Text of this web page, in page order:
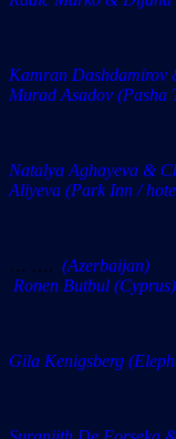
Kamran
Murad Asadov (Pasha
Natalya Aghayeva &
Aliyeva (Park Inn /
… …. (Azerbaijan)
Ronen Butbul (Cyprus)
Gila Kenigsberg